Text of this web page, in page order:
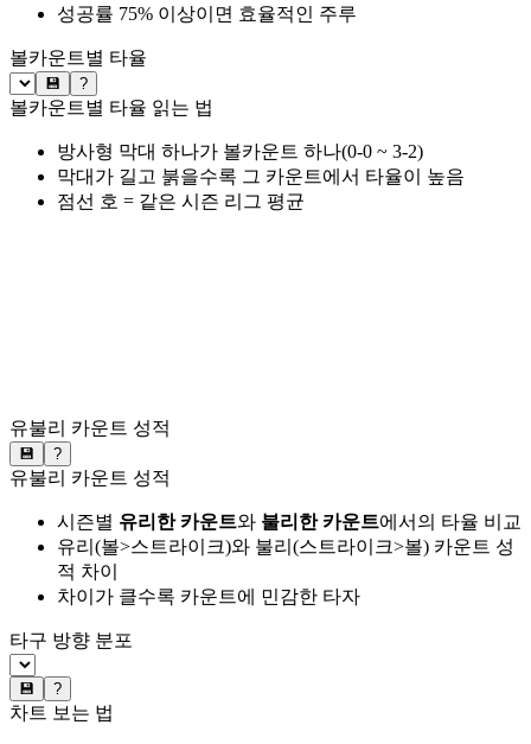
성공률 75% 이상이면 효율적인 주루
볼카운트별 타율
💾 ?
볼카운트별 타율 읽는 법
방사형 막대 하나가 볼카운트 하나(0-0 ~ 3-2)
막대가 길고 붉을수록 그 카운트에서 타율이 높음
점선 호 = 같은 시즌 리그 평균
유불리 카운트 성적
💾 ?
유불리 카운트 성적
시즌별 유리한 카운트와 불리한 카운트에서의 타율 비교
유리(볼>스트라이크)와 불리(스트라이크>볼) 카운트 성
적 차이
차이가 클수록 카운트에 민감한 타자
타구 방향 분포
💾 ?
차트 보는 법